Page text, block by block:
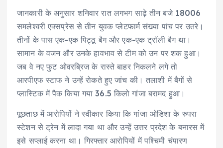
जानकारी के अनुसार शनिवार रात लगभग साढ़े तीन बजे 18006
समलेश्वरी एक्सप्रेस से तीन युवक प्लेटफार्म संख्या पांच पर उतरे।
तीनों के पास एक-एक पिट्ठू बैग और एक-एक ट्रॉली बैग था।
सामान के वजन और उनके हावभाव से टीम को उन पर शक हुआ।
जब वे नए फुट ओवरब्रिज के रास्ते बाहर निकलने लगे तो
आरपीएफ स्टाफ ने उन्हें रोकते हुए जांच की। तलाशी में बैगों से
प्लास्टिक में पैक किया गया 36.5 किलो गांजा बरामद हुआ।
पूछताछ में आरोपियों ने स्वीकार किया कि गांजा ओडिशा के रुपरा
स्टेशन से ट्रेन में लादा गया था और उन्हें उत्तर प्रदेश के बनारस में
इसे सप्लाई करना था। गिरफ्तार आरोपियों में पश्चिमी चंपारण